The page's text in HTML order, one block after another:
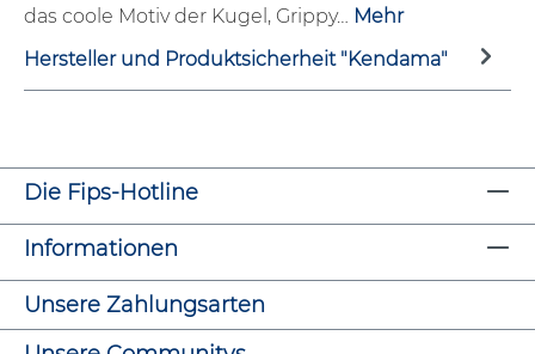
das coole Motiv der Kugel, Grippy… Mehr
Hersteller und Produktsicherheit "Kendama"
Die Fips-Hotline
Informationen
Unsere Zahlungsarten